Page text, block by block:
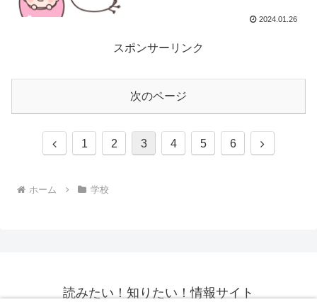
2024.01.26
スポンサーリンク
次のページ
前
1 2 3 4 5 6
次
ホーム 学校
読みたい！知りたい！情報サイト